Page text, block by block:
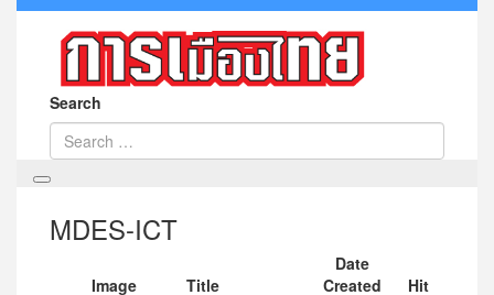
Search
MDES-ICT
Image Title
Date
Created
Hit